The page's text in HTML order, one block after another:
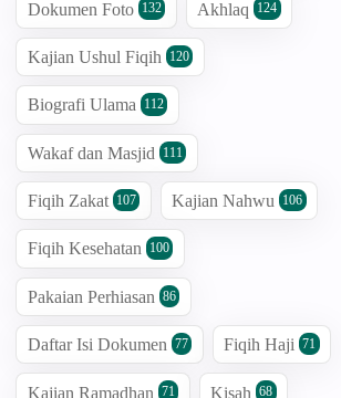
Dokumen Foto 132 Akhlaq 124
Kajian Ushul Fiqih 120
Biografi Ulama 112
Wakaf dan Masjid 111
Fiqih Zakat 107 Kajian Nahwu 106
Fiqih Kesehatan 100
Pakaian Perhiasan 86
Daftar Isi Dokumen 77 Fiqih Haji 71
Kajian Ramadhan 71 Kisah 68